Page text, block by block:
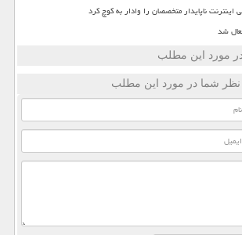
ناپایدار متخصصان را وادار به کوچ کرد
شد
در مورد این مطلب
نظر شما در مورد این مطلب